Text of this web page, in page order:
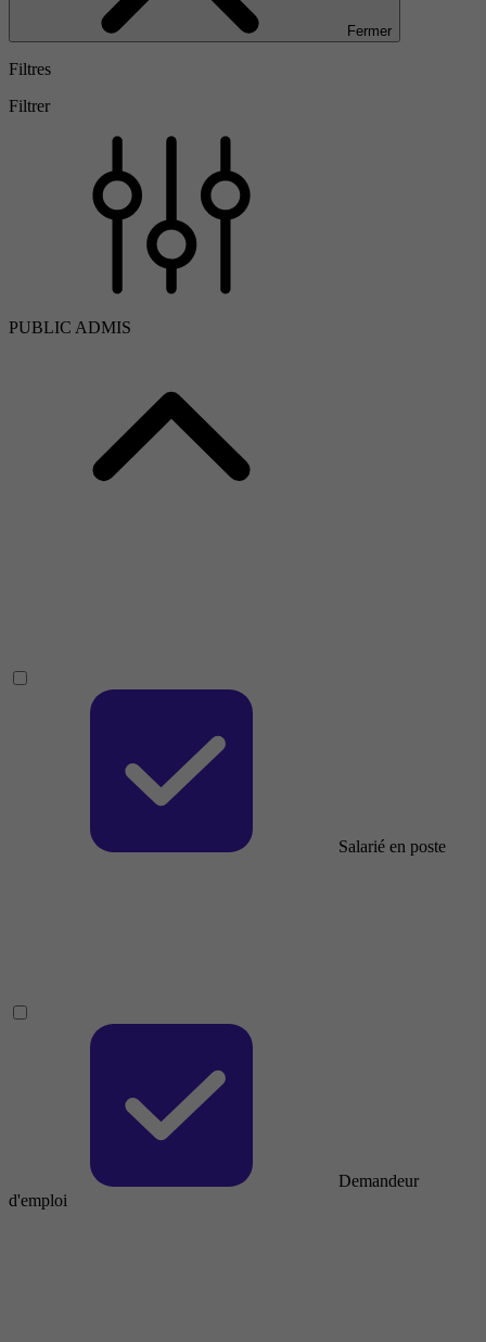
Fermer
Filtres
Filtrer
PUBLIC ADMIS
Salarié en poste
Demandeur
d'emploi